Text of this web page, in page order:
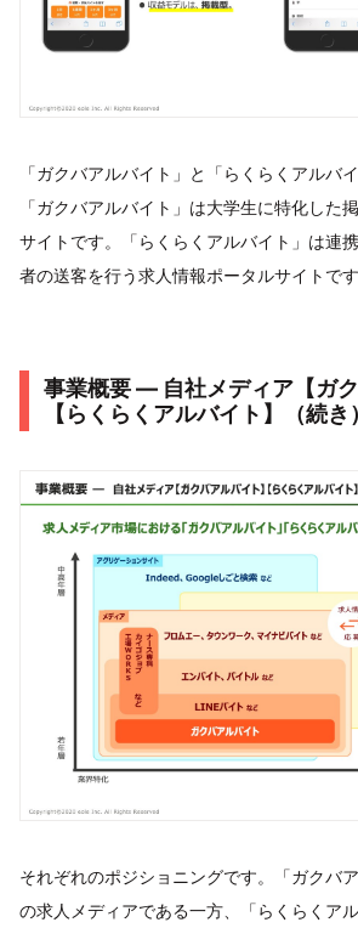
「ガクバアルバイト」と「らくらくアルバ
「ガクバアルバイト」は大学生に特化した
サイトです。「らくらくアルバイト」は連
者の送客を行う求人情報ポータルサイトです
事業概要 ― 自社メディア【ガク
【らくらくアルバイト】（続き）
それぞれのポジショニングです。「ガクバ
の求人メディアである一方、「らくらくア